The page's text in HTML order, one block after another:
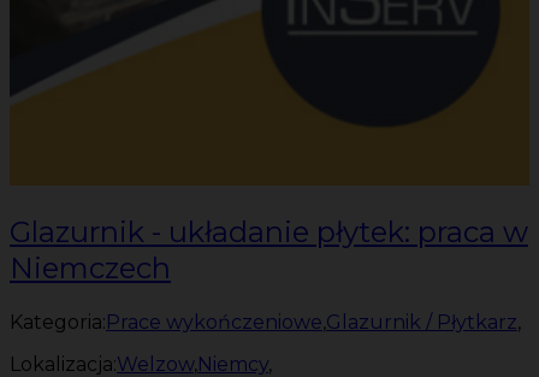
Glazurnik - układanie płytek: praca w
Niemczech
Kategoria:Prace wykończeniowe,Glazurnik / Płytkarz,
Lokalizacja:Welzow,Niemcy,